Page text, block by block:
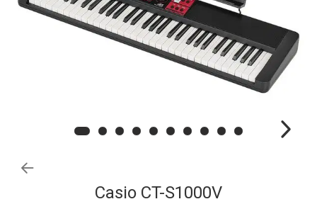
Monitorizare In-Ear
Pickup-uri, platane & accesorii
Power Conditioner
Unelte Audio
Casio CT-S1000V